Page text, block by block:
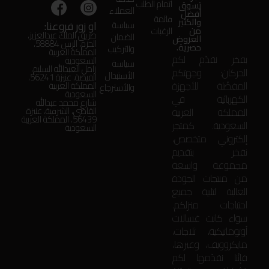
تسوق
أفضل
والكثير
من
العروض
حصرية.
بفخر نقدّم لكم
الحركان: وجهتكم
المفضّلة للأجهزة
الكهربائية في
المملكة العربية
السعودية. كمتجر
إلكتروني متخصص،
نفخر بتقديم
مجموعة واسعة
من منتجات الجودة
العالية لتلبية جميع
احتياجات منزلكم.
سواء كانت غسالات
أوتوماتيكية، ثلاجات،
مايكروويف، وغيرها،
فإنّنا نقدّمها لكم
اتمام الطلب
قائمة
الرغبات
العملاء
سياسة
الضمان
والتركيب
سياسة
الأستبدال
والأسترجاع
او زور فروعنا:
طريق الملك عبدالعزيز،
الحزم، الرس 58884،
المملكة العربية
السعودية
زامل العبدالله السليم،
الفيضة، عنيزة 56241،
المملكة العربية
السعودية
شارع محمد عبدالله
القاضي، الشرقية، عنيزة
56439، المملكة العربية
السعودية